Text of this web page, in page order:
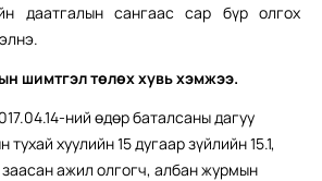
даатгалын сангаас сар бүр олгох
шимтгэл төлөх хувь хэмжээ.
ний өдөр баталсаны дагуу
хуулийн 15 дугаар зүйлийн 15.1,
заасан ажил олгогч, албан журмын